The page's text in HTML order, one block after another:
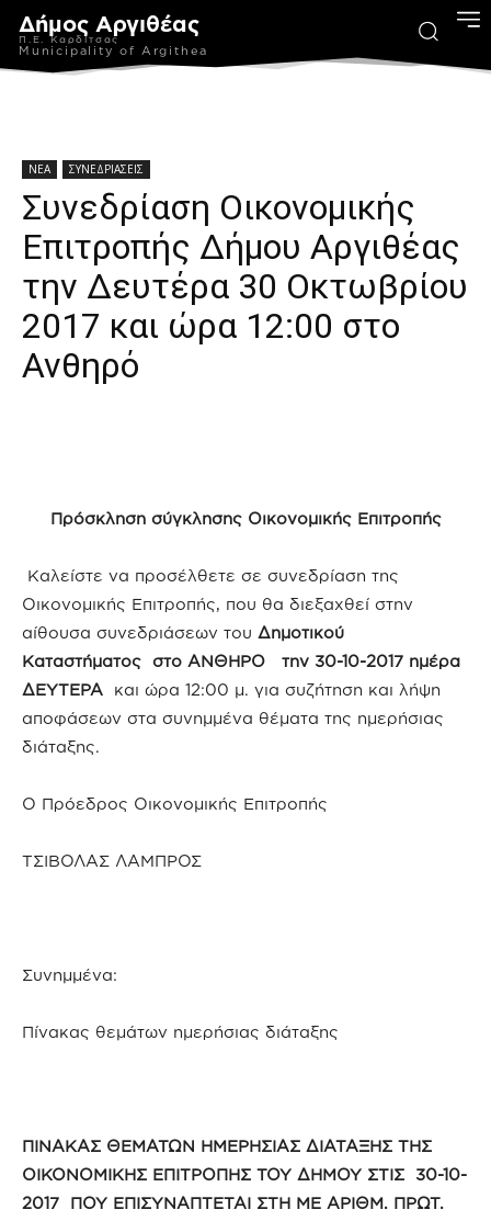
Δήμος Αργιθέας
Π.Ε. Καρδίτσας
Municipality of Argithea
ΝΕΑ ΣΥΝΕΔΡΙΑΣΕΙΣ
Συνεδρίαση Οικονομικής
Επιτροπής Δήμου Αργιθέας
την Δευτέρα 30 Οκτωβρίου
2017 και ώρα 12:00 στο
Ανθηρό
Πρόσκληση σύγκλησης Οικονομικής Επιτροπής
Καλείστε να προσέλθετε σε συνεδρίαση της
Οικονομικής Επιτροπής, που θα διεξαχθεί στην
αίθουσα συνεδριάσεων του Δημοτικού
Καταστήματος στο ΑΝΘΗΡΟ την 30-10-2017 ημέρα
ΔΕΥΤΕΡΑ και ώρα 12:00 μ. για συζήτηση και λήψη
αποφάσεων στα συνημμένα θέματα της ημερήσιας
διάταξης.
Ο Πρόεδρος Οικονομικής Επιτροπής
ΤΣΙΒΟΛΑΣ ΛΑΜΠΡΟΣ
Συνημμένα:
Πίνακας θεμάτων ημερήσιας διάταξης
ΠΙΝΑΚΑΣ ΘΕΜΑΤΩΝ ΗΜΕΡΗΣΙΑΣ ΔΙΑΤΑΞΗΣ ΤΗΣ
ΟΙΚΟΝΟΜΙΚΗΣ ΕΠΙΤΡΟΠΗΣ ΤΟΥ ΔΗΜΟΥ ΣΤΙΣ 30-10-
2017 ΠΟΥ ΕΠΙΣΥΝΑΠΤΕΤΑΙ ΣΤΗ ΜΕ ΑΡΙΘΜ. ΠΡΩΤ.